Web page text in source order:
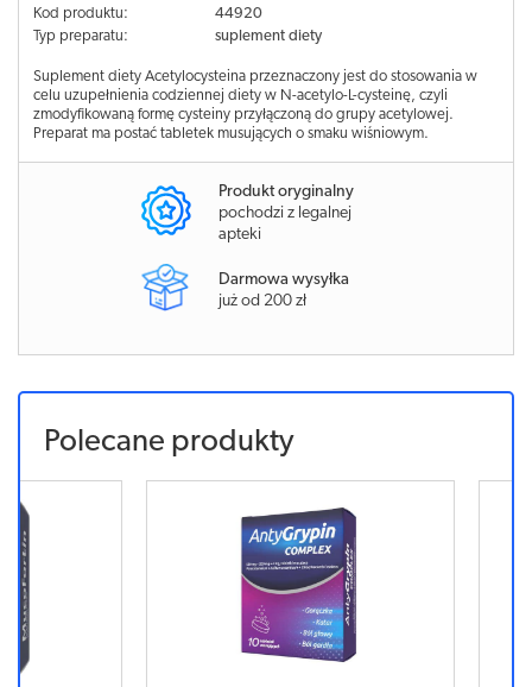
Kod produktu:
44920
Typ preparatu:
suplement diety
Suplement diety Acetylocysteina przeznaczony jest do stosowania w
celu uzupełnienia codziennej diety w N-acetylo-L-cysteinę, czyli
zmodyfikowaną formę cysteiny przyłączoną do grupy acetylowej.
Preparat ma postać tabletek musujących o smaku wiśniowym.
Produkt oryginalny
pochodzi z legalnej
apteki
Darmowa wysyłka
już od 200 zł
Polecane produkty